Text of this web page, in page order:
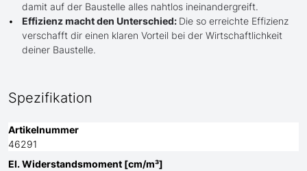
damit auf der Baustelle alles nahtlos ineinandergreift.
Effizienz macht den Unterschied: Die so erreichte Effizienz
verschafft dir einen klaren Vorteil bei der Wirtschaftlichkeit
deiner Baustelle.
Spezifikation
Artikelnummer
46291
El. Widerstandsmoment [cm/m³]